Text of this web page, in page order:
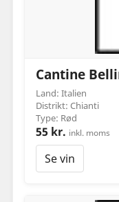
Cantine
Land: Italien
Distrikt: Chianti
Type: Rød
55 kr. inkl. moms
Se vin